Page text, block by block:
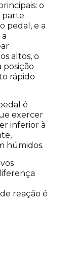
o
parte
pedal, e a
altos, o
rápido
é
exercer
inferior à
húmidos.
reação é